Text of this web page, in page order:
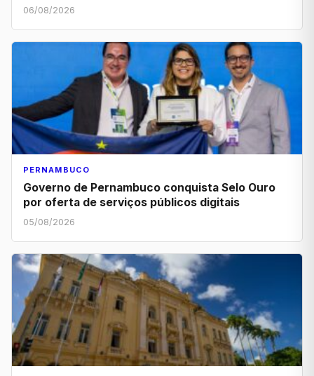
06/08/2026
PERNAMBUCO
Governo de Pernambuco conquista Selo Ouro
por oferta de serviços públicos digitais
05/08/2026